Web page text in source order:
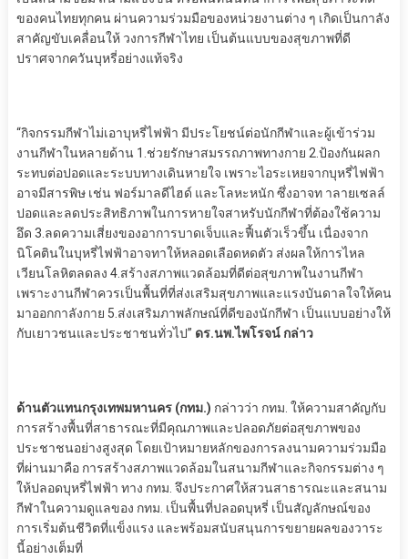
ของคนไทยทุกคน ผ่านความร่วมมือของหน่วยงานต่าง ๆ เกิดเป็นกาลัง
สาคัญขับเคลื่อนให้ วงการกีฬาไทย เป็นต้นแบบของสุขภาพที่ดี
ปราศจากควันบุหรี่อย่างแท้จริง
“กิจกรรมกีฬาไม่เอาบุหรี่ไฟฟ้า มีประโยชน์ต่อนักกีฬาและผู้เข้าร่วม
งานกีฬาในหลายด้าน 1.ช่วยรักษาสมรรถภาพทางกาย 2.ป้องกันผลก
ระทบต่อปอดและระบบทางเดินหายใจ เพราะไอระเหยจากบุหรี่ไฟฟ้า
อาจมีสารพิษ เช่น ฟอร์มาลดีไฮด์ และโลหะหนัก ซึ่งอาจท าลายเซลล์
ปอดและลดประสิทธิภาพในการหายใจสาหรับนักกีฬาที่ต้องใช้ความ
อึด 3.ลดความเสี่ยงของอาการบาดเจ็บและฟื้นตัวเร็วขึ้น เนื่องจาก
นิโคตินในบุหรี่ไฟฟ้าอาจทาให้หลอดเลือดหดตัว ส่งผลให้การไหล
เวียนโลหิตลดลง 4.สร้างสภาพแวดล้อมที่ดีต่อสุขภาพในงานกีฬา
เพราะงานกีฬาควรเป็นพื้นที่ที่ส่งเสริมสุขภาพและแรงบันดาลใจให้คน
มาออกกาลังกาย 5.ส่งเสริมภาพลักษณ์ที่ดีของนักกีฬา เป็นแบบอย่างให้
กับเยาวชนและประชาชนทั่วไป” ดร.นพ.ไพโรจน์ กล่าว
ด้านตัวแทนกรุงเทพมหานคร (กทม.) กล่าวว่า กทม. ให้ความสาคัญกับ
การสร้างพื้นที่สาธารณะที่มีคุณภาพและปลอดภัยต่อสุขภาพของ
ประชาชนอย่างสูงสุด โดยเป้าหมายหลักของการลงนามความร่วมมือ
ที่ผ่านมาคือ การสร้างสภาพแวดล้อมในสนามกีฬาและกิจกรรมต่าง ๆ
ให้ปลอดบุหรี่ไฟฟ้า ทาง กทม. จึงประกาศให้สวนสาธารณะและสนาม
กีฬาในความดูแลของ กทม. เป็นพื้นที่ปลอดบุหรี่ เป็นสัญลักษณ์ของ
การเริ่มต้นชีวิตที่แข็งแรง และพร้อมสนับสนุนการขยายผลของวาระ
นี้อย่างเต็มที่